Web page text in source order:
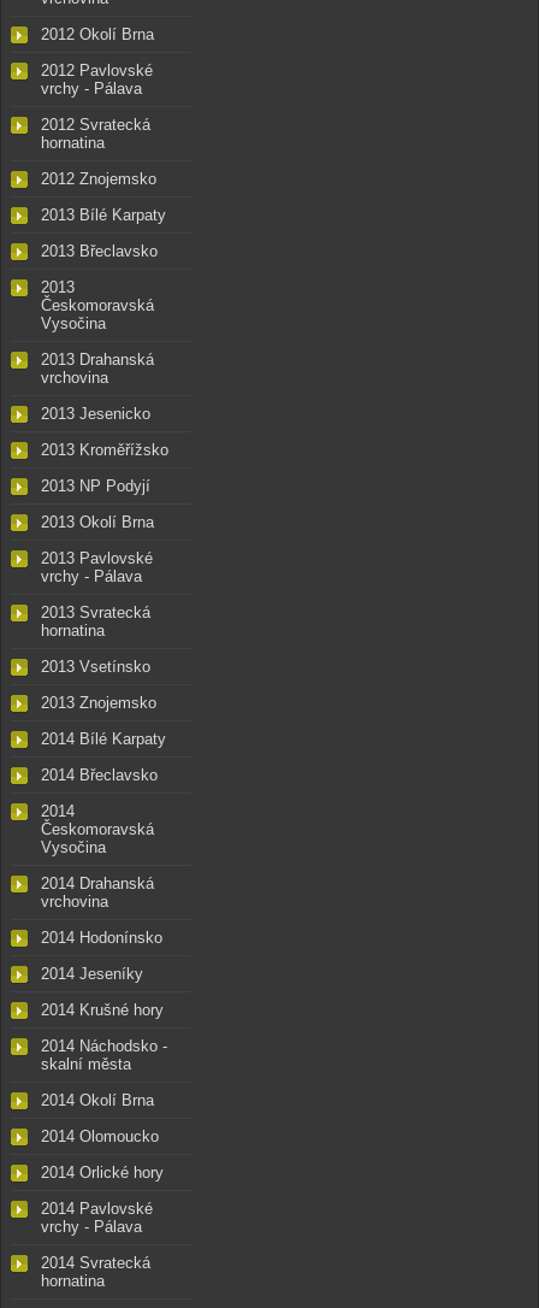
2012 Okolí Brna
2012 Pavlovské
vrchy - Pálava
2012 Svratecká
hornatina
2012 Znojemsko
2013 Bílé Karpaty
2013 Břeclavsko
2013
Českomoravská
Vysočina
2013 Drahanská
vrchovina
2013 Jesenicko
2013 Kroměřížsko
2013 NP Podyjí
2013 Okolí Brna
2013 Pavlovské
vrchy - Pálava
2013 Svratecká
hornatina
2013 Vsetínsko
2013 Znojemsko
2014 Bílé Karpaty
2014 Břeclavsko
2014
Českomoravská
Vysočina
2014 Drahanská
vrchovina
2014 Hodonínsko
2014 Jeseníky
2014 Krušné hory
2014 Náchodsko -
skalní města
2014 Okolí Brna
2014 Olomoucko
2014 Orlické hory
2014 Pavlovské
vrchy - Pálava
2014 Svratecká
hornatina